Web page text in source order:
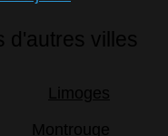
d'autres villes
Limoges
Montrouge